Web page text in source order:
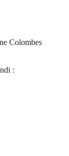
Colombes
: